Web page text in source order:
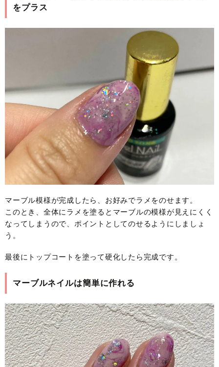
をプラス
マーブル模様が完成したら、お好みでラメをのせます。
このとき、全体にラメを塗るとマーブルの模様が見えにくく
なってしまうので、ポイントとしてのせるようにしましょ
う。
最後にトップコートを塗って硬化したら完成です。
マーブルネイルは簡単に作れる